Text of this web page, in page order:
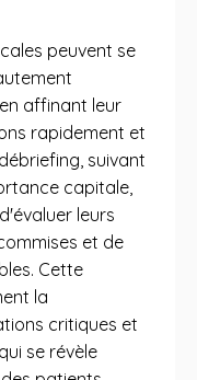
peuvent se
affinant leur
rapidement et
suivant
capitale,
leurs
et de
Cette
la
critiques et
se révèle